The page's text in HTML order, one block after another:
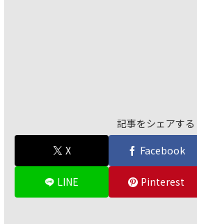
記事をシェアする
X
Facebook
LINE Pinterest